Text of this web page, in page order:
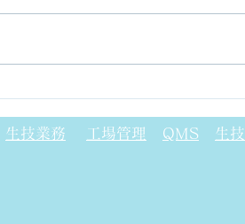
出展申し込み締め切りまで、
あと1か月です！―TECH
生技業務 工場管理 QMS 生